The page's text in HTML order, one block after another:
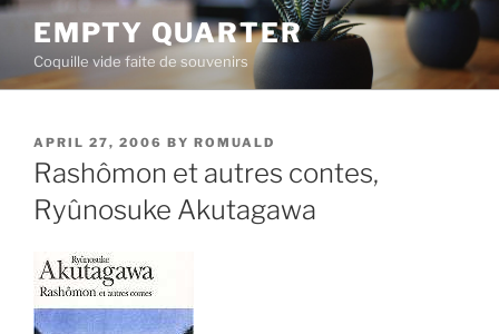
Skip
content
EMPTY QUARTER
Coquille vide faite de souvenirs
POSTED
ON
APRIL 27, 2006 BY ROMUALD
Rashômon et autres contes,
Ryûnosuke Akutagawa